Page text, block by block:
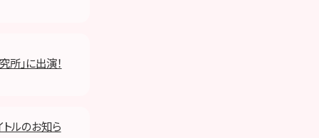
所」に出演！
ルのお知ら